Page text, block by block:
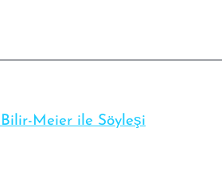
Meier ile Söyleşi